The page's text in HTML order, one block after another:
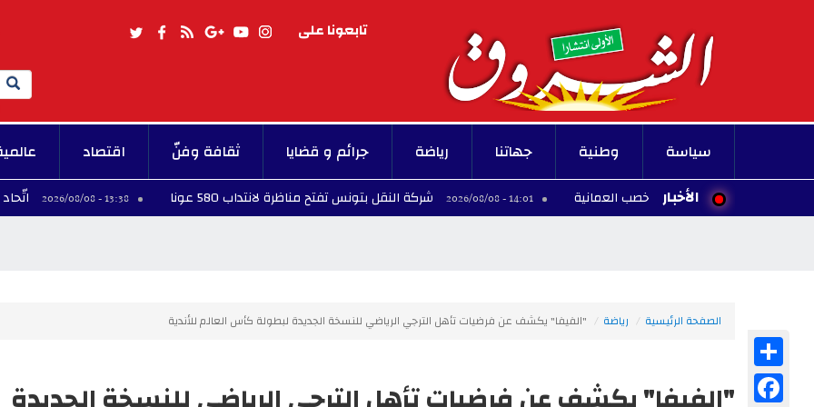
تابعونا على
Search
سياسة وطنية جهاتنا رياضة جرائم و قضايا ثقافة وفنّ اقتصاد
الأخبار
مجهول قبالة خصب العمانية 14:01 - 2026/08/08 شركة النقل بتونس تفتح مناظرة لانتداب 580 عونا 13:38 - 2026/08/08 اتّحاد الشغل
الصفحة الرئيسية رياضة "الفيفا" يكشف عن فرضيات تأهل الترجي الرياضي للنسخة الجديدة لبطولة كأس العالم للأندية
Facebook